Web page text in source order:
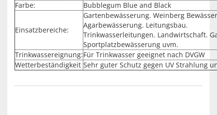
Farbe:
Bubblegum Blue and Black
Einsatzbereiche:
Gartenbewässerung. Weinberg
Agarbewässerung. Leitungsbau.
Trinkwasserleitungen. Landwirtschaft.
Sportplatzbewässerung uvm.
Trinkwassereignung:Für Trinkwasser geeignet nach DVGW
Wetterbeständigkeit Sehr guter Schutz gegen UV Strahlung